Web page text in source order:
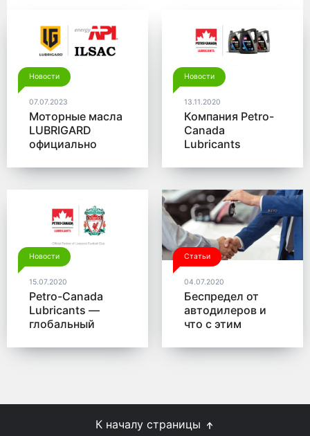
Новости
07.07.2023
Моторные масла
LUBRIGARD
официально
лицензиями API
Новости
13.11.2020
Компания Petro-
Canada
Lubricants
линейку
SUPREME™
Новости
15.07.2020
Petro-Canada
Lubricants —
глобальный
«Ливерпуль»
Статьи
04.07.2020
Беспредел от
автодилеров и
что с этим
К началу страницы